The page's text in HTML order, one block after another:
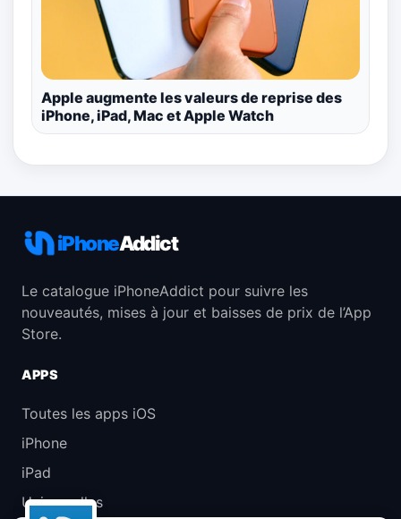
Apple augmente les valeurs de reprise des
iPhone, iPad, Mac et Apple Watch
iPhoneAddict
Le catalogue iPhoneAddict pour suivre les
nouveautés, mises à jour et baisses de prix de l’App
Store.
APPS
Toutes les apps iOS
iPhone
iPad
Universelles